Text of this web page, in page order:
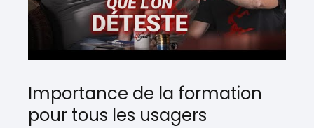
Importance de la formation
pour tous les usagers